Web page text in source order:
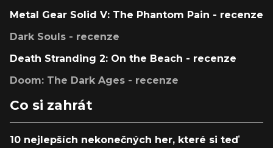
Metal Gear Solid V: The Phantom Pain - recenze
Dark Souls - recenze
Death Stranding 2: On the Beach - recenze
Doom: The Dark Ages - recenze
Co si zahrát
10 nejlepších nekonečných her, které si teď